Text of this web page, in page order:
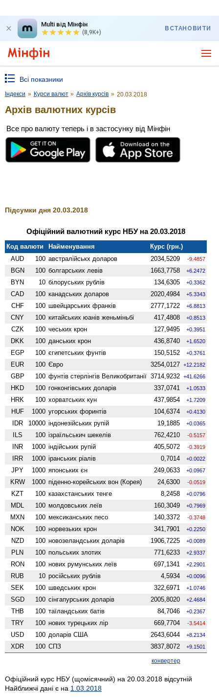
Multi від Мінфін
(8,9K+)
ВСТАНОВИТИ
Всі показники
Індекси » Курси валют » Архів курсів » 20.03.2018
Архів валютних курсів
Все про валюту теперь і в застосунку від Мінфін
Підсумки дня 20.03.2018
Офіційний валютний курс НБУ на 20.03.2018
Код валюти Найменування
Курс (грн.)
AUD
100 австралійськх доларов 2034,5209 -9.4857
BGN 100 болгарських левів 1663,7758 +6.2472
BYN 10 білоруських рублів 134,6305 +0.3362
CAD 100 канадських доларов 2020,4984 +5.3343
CHF 100 швейцарських франків 2777,1722 +6.8813
CNY 100 китайських юанів женьмiньбi 417,4808 +0.8513
CZK 100 чеських крон 127,9495 +0.3951
DKK 100 данських крон 436,8740 +1.6520
EGP 100 єгипетських фунтів 150,5152 +0.3761
EUR 100 Євро 3254,0127 +12.2182
GBP 100 фунтів стерлінгів Велико­британії 3714,9232 +41.6266
HKD 100 гонконгівських доларів 337,0741 +1.0533
HRK 100 хорватських кун 437,9854 +1.7209
HUF 1000 угорських форинтів 104,6374 +0.4130
IDR 10000 індонезійських рупій 19,1885 +0.0365
ILS 100 ізраїльськич шекелів 762,4210 -0.5157
INR 1000 індійських рупій 405,5072 -0.3919
IRR 1000 іранських ріалів 0,7014 +0.0022
JPY 1000 японських єн 249,0633 +0.0967
KRW 1000 піденно-корейських вон (Корея) 24,6300 -0.0519
KZT 100 казахстанських тенге 8,2458 +0.0796
MDL 100 молдовських леїв 160,3049 +0.7969
MXN 100 мексиканських песо 140,3372 -0.3748
NOK 100 норвезьких крон 341,7901 +0.2250
NZD 100 ново­зеландських доларів 1906,7225 +0.0089
PLN 100 польських злотих 771,6233 +2.9337
RON 100 нових румунських леїв 697,1341 +2.2901
RUB 10 російських рублів 4,5934 +0.0096
SEK 100 шведських крон 322,6971 +1.0746
SGD 100 сінгапурських доларів 2005,8020 +2.4684
THB 100 таїландських батів 84,7046 +0.2367
TRY 100 нових турецьких лір 669,7704 -3.5414
USD 100 доларів США 2643,6044 +8.2134
XDR 100 СПЗ 3837,8072 +9.1501
конвертер
Офіційний курс НБУ (щомісячний) на 20.03.2018 відсутній
Найближчі дані є на 1.03.2018